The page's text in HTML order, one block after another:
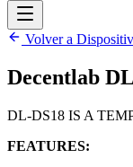
Volver a
Decentlab
DL-DS18 IS A
FEATURES: